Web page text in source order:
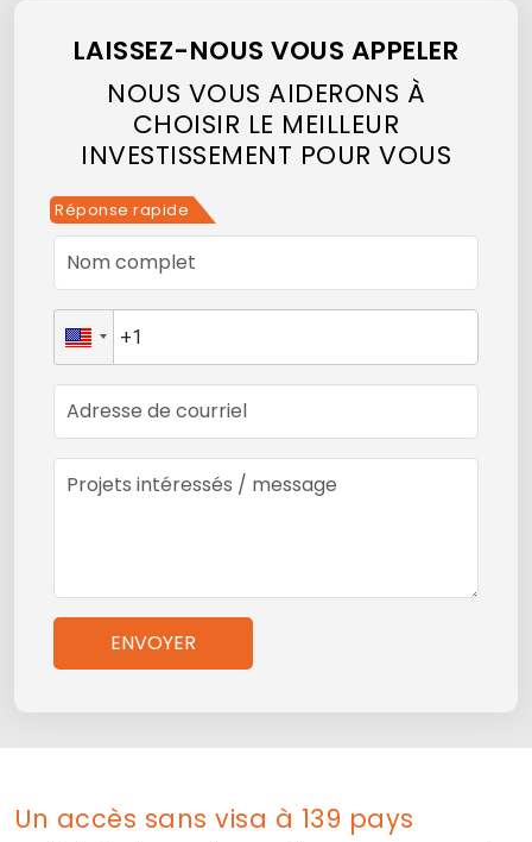
LAISSEZ-NOUS VOUS APPELER
NOUS VOUS AIDERONS À
CHOISIR LE MEILLEUR
INVESTISSEMENT POUR VOUS
Réponse rapide
ENVOYER
Un accès sans visa à 139 pays